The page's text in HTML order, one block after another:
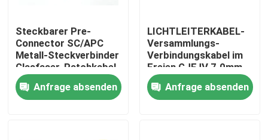
Steckbarer Pre-
Connector SC/APC
Metall-Steckverbinder
Glasfaser-Patchkabel
Schwarz für Durch-
Rohr- und Wand-FTTH
Anfrage absenden
LICHTLEITERKABEL-
Versammlungs-
Verbindungskabel im
Freien GJFJV 7.0mm
G657A2 2.0mm FTTA
LC Duplex
Anfrage absenden